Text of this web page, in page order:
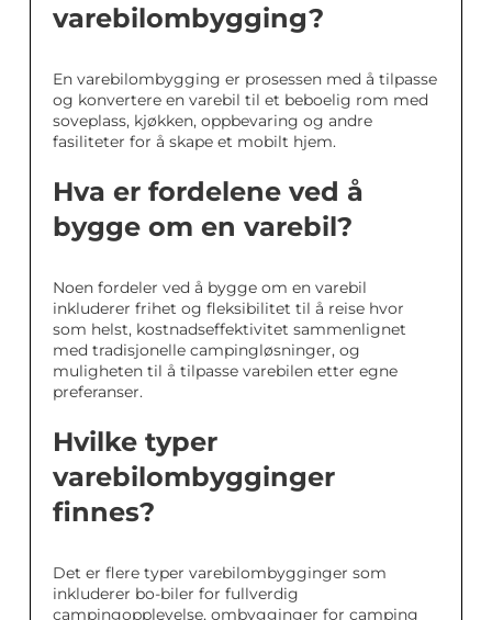
varebilombygging?
En varebilombygging er prosessen med å tilpasse
og konvertere en varebil til et beboelig rom med
soveplass, kjøkken, oppbevaring og andre
fasiliteter for å skape et mobilt hjem.
Hva er fordelene ved å
bygge om en varebil?
Noen fordeler ved å bygge om en varebil
inkluderer frihet og fleksibilitet til å reise hvor
som helst, kostnadseffektivitet sammenlignet
med tradisjonelle campingløsninger, og
muligheten til å tilpasse varebilen etter egne
preferanser.
Hvilke typer
varebilombygginger
finnes?
Det er flere typer varebilombygginger som
inkluderer bo-biler for fullverdig
campingopplevelse, ombygginger for camping